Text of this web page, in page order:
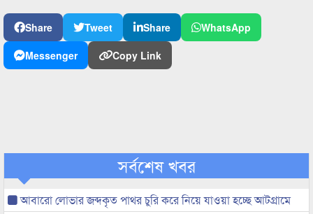
Share Tweet Share
WhatsApp
Messenger
Copy Link
সর্বশেষ খবর
আবারো লোভার জব্দকৃত পাথর চুরি করে নিয়ে যাওয়া হচ্ছে আটগ্রামে